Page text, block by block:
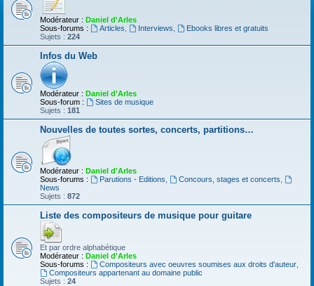
Modérateur : Daniel d'Arles
Sous-forums :
Articles Interviews
Ebooks libres et gratuits
Sujets : 224
Infos du Web
Modérateur : Daniel d'Arles
Sous-forum :
Sites de musique
Sujets : 181
Nouvelles de toutes sortes, concerts, partitions…
Modérateur : Daniel d'Arles
Sous-forums :
Parutions - Editions Concours, stages et concerts
News
Sujets : 872
Liste des compositeurs de musique pour guitare
Et par ordre alphabétique
Modérateur : Daniel d'Arles
Sous-forums :
Compositeurs avec oeuvres soumises aux droits d'auteur,
Compositeurs appartenant au domaine public
Sujets : 24